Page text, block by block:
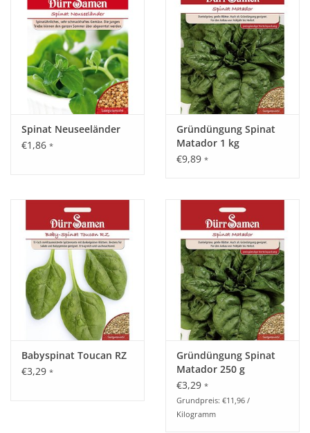
Spinat Neuseeländer
€1,86 *
Gründüngung Spinat
Matador 1 kg
€9,89 *
Babyspinat Toucan RZ
€3,29 *
Gründüngung Spinat
Matador 250 g
€3,29 *
Grundpreis: €11,96 /
Kilogramm